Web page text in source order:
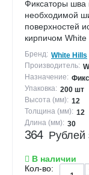
Фиксаторы шва
необходимой
поверхностей
кирпичом White
Бренд: White Hills
Производитель:
Назначение:
Упаковка: 200 шт
Высота (мм): 12
Толщина (мм): 12
Длина (мм): 30
364 Рублей
В наличии
Кол-во: